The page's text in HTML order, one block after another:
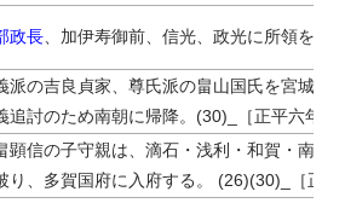
政長 、加伊寿御前、信光、政光に所領を譲
派の吉良貞家、尊氏派の畠山国氏を宮城郡
追討のため南朝に帰降。(30)_［正平六年］
顕信の子守親は、滴石・浅利・和賀・南部
り、多賀国府に入府する。 (26)(30)_［正